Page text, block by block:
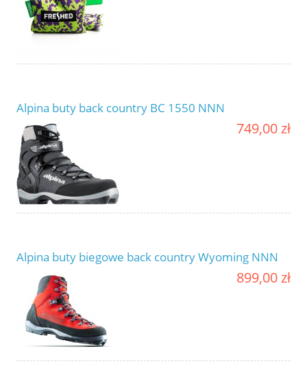
Alpina buty back country BC 1550 NNN
749,00 zł
Alpina buty biegowe back country Wyoming NNN
899,00 zł